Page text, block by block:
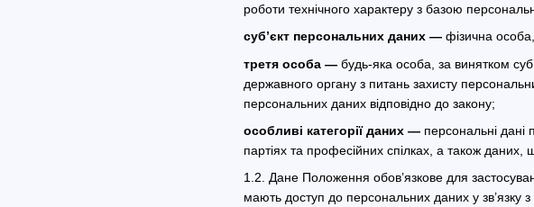
роботи технічного характеру з базою
суб’єкт персональних даних — фізична
третя особа — будь-яка особа, за винятком
державного органу з питань захисту
персональних даних відповідно до закону;
особливі категорії даних — персональні дані
партіях та професійних спілках, а також даних,
1.2. Дане Положення обов’язкове для
мають доступ до персональних даних у зв’язку